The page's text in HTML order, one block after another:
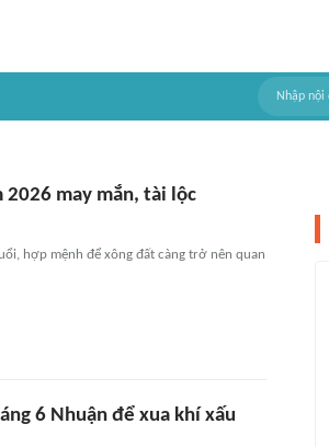
may mắn, tài lộc
hợp mệnh để xông đất càng trở nên quan
6 Nhuận để xua khí xấu